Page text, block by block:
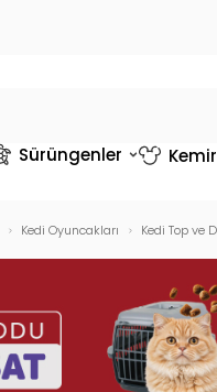
Sürüngenler
Kedi Oyuncakları Kedi Top ve